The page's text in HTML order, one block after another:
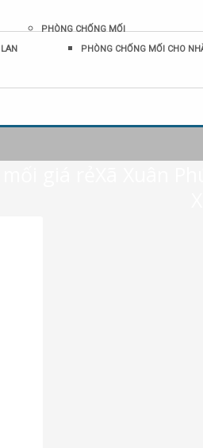
PHÒNG CHỐNG MỐI
PHÒNG CHỐNG MỐI CHO